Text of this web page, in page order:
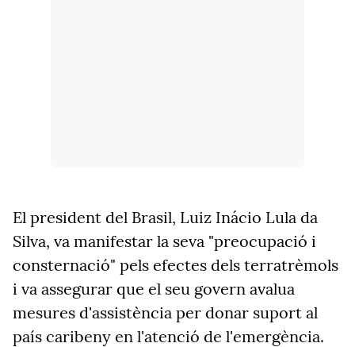
El president del Brasil, Luiz Inácio Lula da
Silva, va manifestar la seva "preocupació i
consternació" pels efectes dels terratrèmols
i va assegurar que el seu govern avalua
mesures d'assistència per donar suport al
país caribeny en l'atenció de l'emergència.